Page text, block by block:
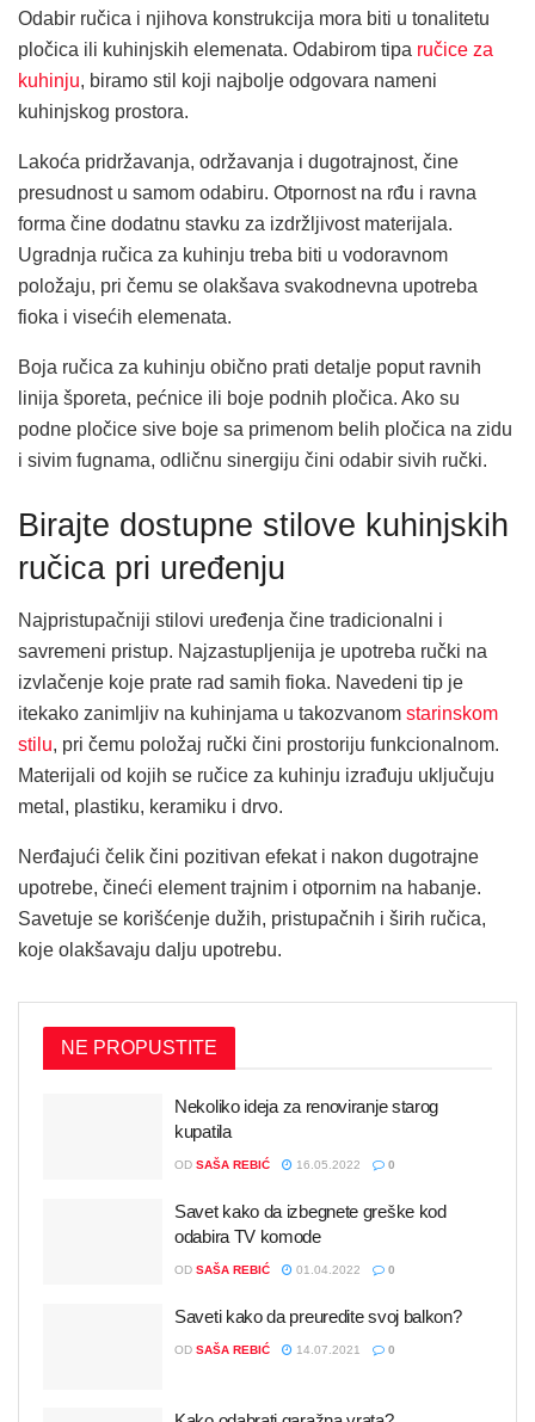
Odabir ručica i njihova konstrukcija mora biti u tonalitetu
pločica ili kuhinjskih elemenata. Odabirom tipa ručice za
kuhinju, biramo stil koji najbolje odgovara nameni
kuhinjskog prostora.
Lakoća pridržavanja, održavanja i dugotrajnost, čine
presudnost u samom odabiru. Otpornost na rđu i ravna
forma čine dodatnu stavku za izdržljivost materijala.
Ugradnja ručica za kuhinju treba biti u vodoravnom
položaju, pri čemu se olakšava svakodnevna upotreba
fioka i visećih elemenata.
Boja ručica za kuhinju obično prati detalje poput ravnih
linija šporeta, pećnice ili boje podnih pločica. Ako su
podne pločice sive boje sa primenom belih pločica na zidu
i sivim fugnama, odličnu sinergiju čini odabir sivih ručki.
Birajte dostupne stilove kuhinjskih
ručica pri uređenju
Najpristupačniji stilovi uređenja čine tradicionalni i
savremeni pristup. Najzastupljenija je upotreba ručki na
izvlačenje koje prate rad samih fioka. Navedeni tip je
itekako zanimljiv na kuhinjama u takozvanom starinskom
stilu, pri čemu položaj ručki čini prostoriju funkcionalnom.
Materijali od kojih se ručice za kuhinju izrađuju uključuju
metal, plastiku, keramiku i drvo.
Nerđajući čelik čini pozitivan efekat i nakon dugotrajne
upotrebe, čineći element trajnim i otpornim na habanje.
Savetuje se korišćenje dužih, pristupačnih i širih ručica,
koje olakšavaju dalju upotrebu.
NE PROPUSTITE
Nekoliko ideja za renoviranje starog
kupatila
OD SAŠA REBIĆ 16.05.2022 0
Savet kako da izbegnete greške kod
odabira TV komode
OD SAŠA REBIĆ 01.04.2022 0
Saveti kako da preuredite svoj balkon?
OD SAŠA REBIĆ 14.07.2021 0